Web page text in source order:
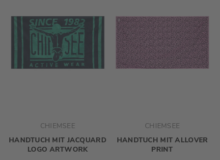
CHIEMSEE
HANDTUCH MIT JACQUARD
LOGO ARTWORK
CHIEMSEE
HANDTUCH MIT ALLOVER
PRINT